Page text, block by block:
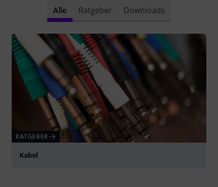
Alle Ratgeber Downloads
RATGEBER
Kabel